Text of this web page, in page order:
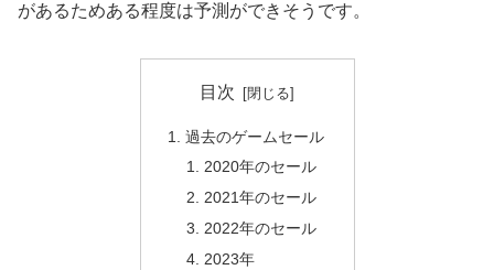
があるためある程度は予測ができそうです。
目次
過去のゲームセール
2020年のセール
2021年のセール
2022年のセール
2023年